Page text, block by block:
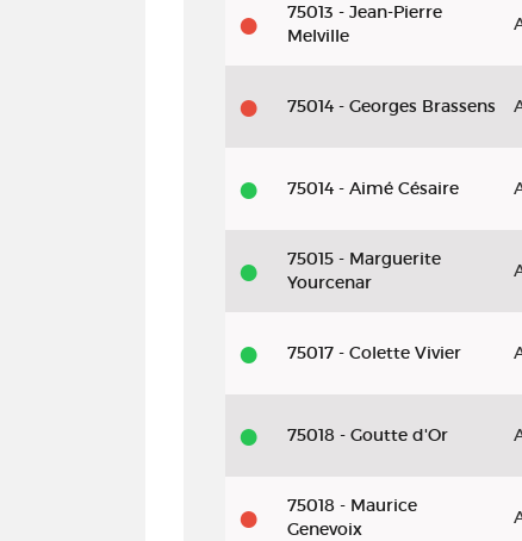
75013 - Jean-Pierre
Melville
75014 - Georges Brassens
75014 - Aimé Césaire
75015 - Marguerite
Yourcenar
75017 - Colette Vivier
75018 - Goutte d'Or
75018 - Maurice
Genevoix